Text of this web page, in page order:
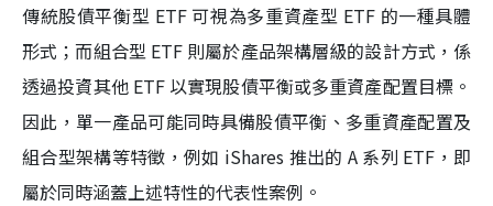
傳統股債平衡型 ETF 可視為多重資產型 ETF 的一種具體
形式；而組合型 ETF 則屬於產品架構層級的設計方式，係
透過投資其他 ETF 以實現股債平衡或多重資產配置目標。
因此，單一產品可能同時具備股債平衡、多重資產配置及
組合型架構等特徵，例如 iShares 推出的 A 系列 ETF，即
屬於同時涵蓋上述特性的代表性案例。